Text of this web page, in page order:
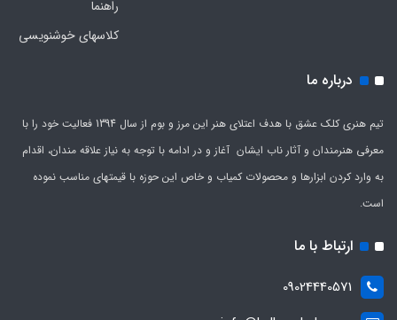
راهنما
کلاسهای خوشنویسی
درباره ما
تیم هنری کلک عشق با هدف اعتلای هنر این مرز و بوم از سال 1394 فعالیت خود را با
معرفی هنرمندان و آثار ناب ایشان آغاز و در ادامه با توجه به نیاز علاقه مندان، اقدام
به وارد کردن ابزارها و محصولات کمیاب و خاص این حوزه با قیمتهای مناسب نموده
است.
ارتباط با ما
09024440571